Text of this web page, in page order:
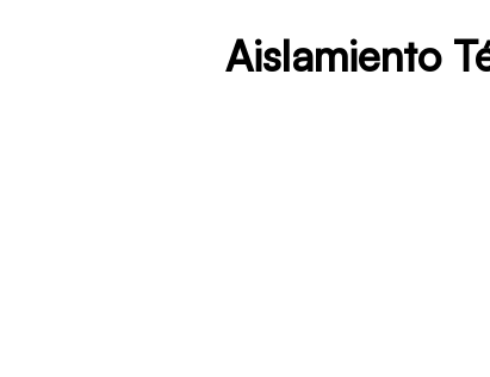
Aislamiento